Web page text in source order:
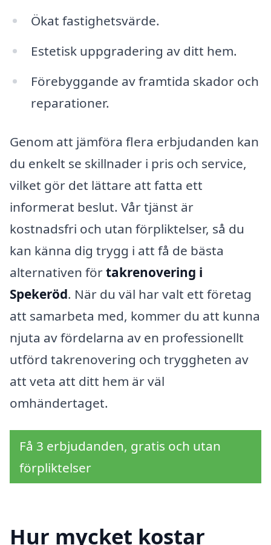
Ökat fastighetsvärde.
Estetisk uppgradering av ditt hem.
Förebyggande av framtida skador och
reparationer.
Genom att jämföra flera erbjudanden kan
du enkelt se skillnader i pris och service,
vilket gör det lättare att fatta ett
informerat beslut. Vår tjänst är
kostnadsfri och utan förpliktelser, så du
kan känna dig trygg i att få de bästa
alternativen förtakrenovering i
Spekeröd. När du väl har valt ett företag
att samarbeta med, kommer du att kunna
njuta av fördelarna av en professionellt
utförd takrenovering och tryggheten av
att veta att ditt hem är väl
omhändertaget.
Få 3 erbjudanden, gratis och utan
förpliktelser
Hur mycket kostar